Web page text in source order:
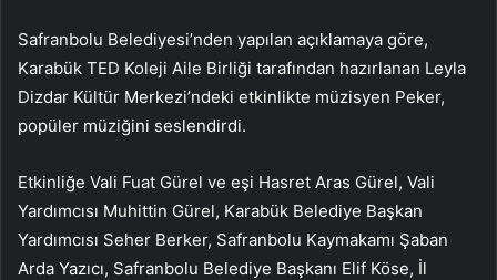
Safranbolu Belediyesi’nden yapılan açıklamaya göre,
Karabük TED Koleji Aile Birliği tarafından hazırlanan Leyla
Dizdar Kültür Merkezi’ndeki etkinlikte müzisyen Peker,
popüler müziğini seslendirdi.
Etkinliğe Vali Fuat Gürel ve eşi Hasret Aras Gürel, Vali
Yardımcısı Muhittin Gürel, Karabük Belediye Başkan
Yardımcısı Seher Berker, Safranbolu Kaymakamı Şaban
Arda Yazıcı, Safranbolu Belediye Başkanı Elif Köse, İl